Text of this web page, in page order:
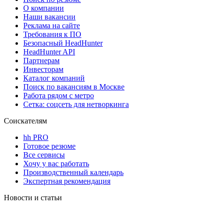
О компании
Наши вакансии
Реклама на сайте
Требования к ПО
Безопасный HeadHunter
HeadHunter API
Партнерам
Инвесторам
Каталог компаний
Поиск по вакансиям в Москве
Работа рядом с метро
Сетка: соцсеть для нетворкинга
Соискателям
hh PRO
Готовое резюме
Все сервисы
Хочу у вас работать
Производственный календарь
Экспертная рекомендация
Новости и статьи